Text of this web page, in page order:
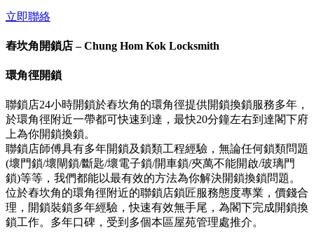
立即聯絡
舂坎角開鎖店 – Chung Hom Kok Locksmith
環角徑開鎖
聯鎖店24小時開鎖於舂坎角的環角徑提供開鎖換鎖服務多年，
於環角徑附近一帶都可快速到達，最快20分鐘左右到達閣下府
上為你開鎖換鎖。
聯鎖店師傅具有多年開鎖及鎖類工程經驗，無論任何鎖類問題
(壞門鎖/壞閘鎖/斷匙/壞電子鎖/開車鎖/夾萬不能開啟/玻璃門
鎖)等等，我們都能以最有效的方法為你解決開鎖換鎖問題。
位於舂坎角的環角徑附近的聯鎖店鎖匠服務態度專業，價錢合
理，開鎖裝鎖多年經驗，快速有效無手尾，為閣下完成開鎖換
鎖工作。多年口碑，受到多個本區屋苑管理處推介。